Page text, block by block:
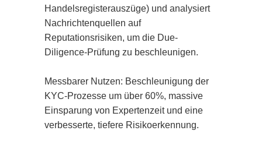
Handelsregisterauszüge) und analysiert
Nachrichtenquellen auf
Reputationsrisiken, um die Due-
Diligence-Prüfung zu beschleunigen.
Messbarer Nutzen: Beschleunigung der
KYC-Prozesse um über 60%, massive
Einsparung von Expertenzeit und eine
verbesserte, tiefere Risikoerkennung.